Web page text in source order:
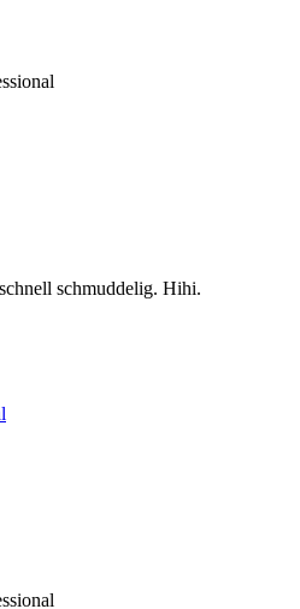
schmuddelig. Hihi.